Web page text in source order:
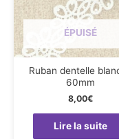
ÉPUISÉ
Ruban dentelle
60mm
8,00€
Lire la suite